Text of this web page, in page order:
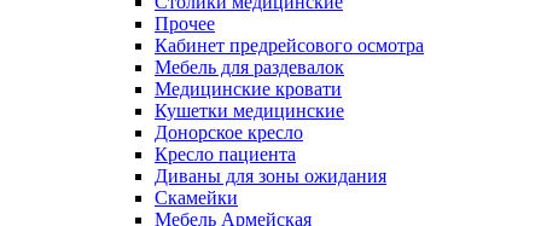
Прочее
Кабинет предрейсового осмотра
Мебель для раздевалок
Медицинские кровати
Кушетки медицинские
Донорское кресло
Кресло пациента
Диваны для зоны ожидания
Скамейки
Мебель Армейская